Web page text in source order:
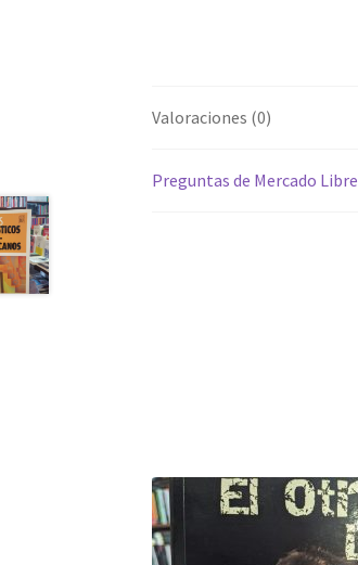
Valoraciones (0)
Preguntas de Mercado Libre